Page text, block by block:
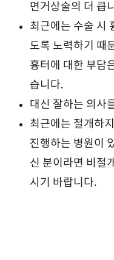
면거상술의 더 큽
최근에는 수술 시
도록 노력하기 때
흉터에 대한 부담
습니다.
대신 잘하는 의사
최근에는 절개하
진행하는 병원이
신 분이라면 비절
시기 바랍니다.